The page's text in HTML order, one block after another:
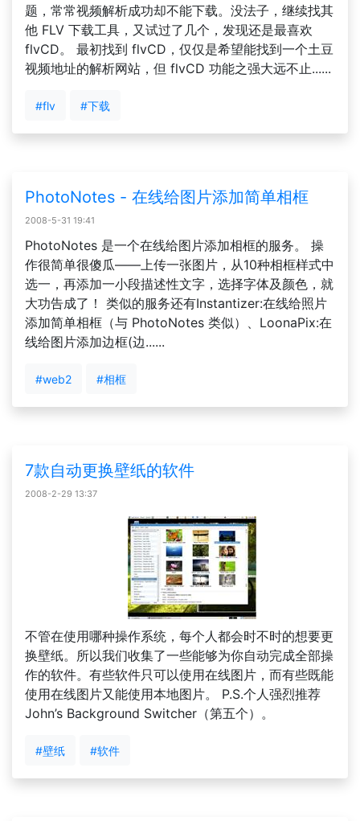
题，常常视频解析成功却不能下载。没法子，继续找其
他 FLV 下载工具，又试过了几个，发现还是最喜欢
flvCD。 最初找到 flvCD，仅仅是希望能找到一个土豆
视频地址的解析网站，但 flvCD 功能之强大远不止......
#flv #下载
PhotoNotes - 在线给图片添加简单相框
2008-5-31 19:41
PhotoNotes 是一个在线给图片添加相框的服务。 操
作很简单很傻瓜——上传一张图片，从10种相框样式中
选一，再添加一小段描述性文字，选择字体及颜色，就
大功告成了！ 类似的服务还有Instantizer:在线给照片
添加简单相框（与 PhotoNotes 类似）、LoonaPix:在
线给图片添加边框(边......
#web2 #相框
7款自动更换壁纸的软件
2008-2-29 13:37
不管在使用哪种操作系统，每个人都会时不时的想要更
换壁纸。所以我们收集了一些能够为你自动完成全部操
作的软件。有些软件只可以使用在线图片，而有些既能
使用在线图片又能使用本地图片。 P.S.个人强烈推荐
John’s Background Switcher（第五个）。
#壁纸 #软件